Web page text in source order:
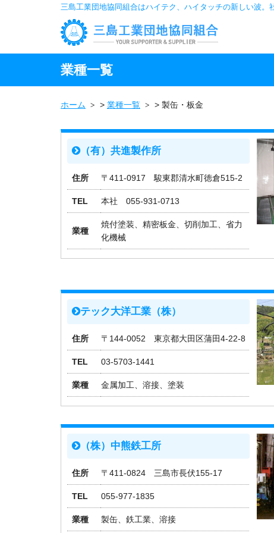
三島工業団地協同組合はハイテク、ハイタッチの新しい波。
業種一覧
ホーム > 業種一覧 > 製缶・板金
（有）共進製作所
住所 〒411-0917 駿東郡清水町徳倉515-2
TEL 本社 055-931-0713
業種
焼付塗装、精密板金、切削加工、省力
化機械
テック大洋工業（株）
住所 〒144-0052 東京都大田区蒲田4-22-8
TEL 03-5703-1441
業種 金属加工、溶接、塗装
（株）中熊鉄工所
住所 〒411-0824 三島市長伏155-17
TEL 055-977-1835
業種 製缶、鉄工業、溶接